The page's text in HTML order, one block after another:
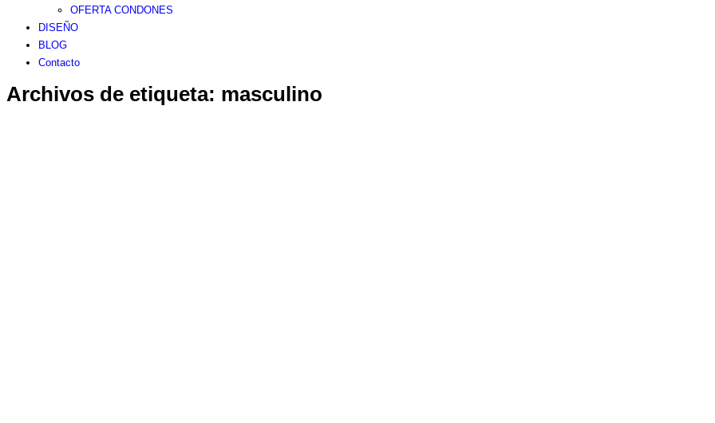
OFERTA CONDONES
DISEÑO
BLOG
Contacto
Archivos de etiqueta: masculino